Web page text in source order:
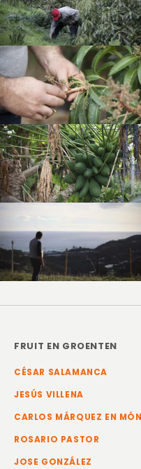
FRUIT EN GROENTEN
CÉSAR SALAMANCA
JESÚS VILLENA
CARLOS MÁRQUEZ EN
ROSARIO PASTOR
JOSE GONZÁLEZ